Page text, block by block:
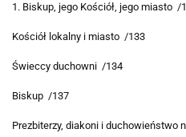
1. Biskup, jego Kościół, jego miasto /
Kościół lokalny i miasto /133
Świeccy duchowni /134
Biskup /137
Prezbiterzy, diakoni i duchowieństwo